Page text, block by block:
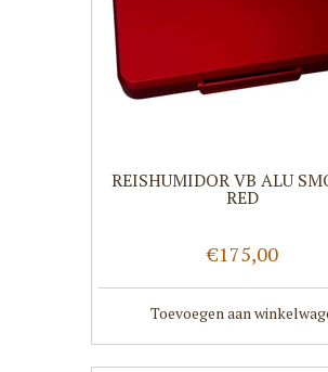
REISHUMIDOR VB ALU
RED
€175,00
Toevoegen aan